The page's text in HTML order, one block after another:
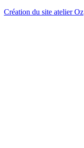
Création du site atelier Oz